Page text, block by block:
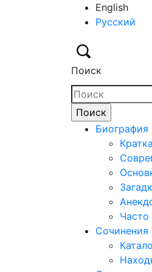
English
Русский
Поиск
Биография
Сочинения